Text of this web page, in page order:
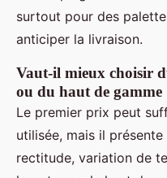
surtout pour des
anticiper la livraison.
Vaut-il mieux choisir
ou du haut de gamme
Le premier prix peut
utilisée, mais il
rectitude, variation de